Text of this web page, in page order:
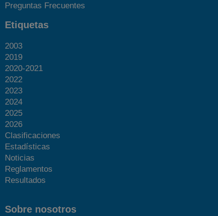
Preguntas Frecuentes
Etiquetas
2003
2019
2020-2021
2022
2023
2024
2025
2026
Clasificaciones
Estadísticas
Noticias
Reglamentos
Resultados
Sobre nosotros